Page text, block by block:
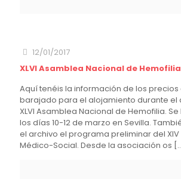
12/01/2017
XLVI Asamblea Nacional de
Aquí tenéis la información de los precios
barajado para el alojamiento durante el
XLVI Asamblea Nacional de Hemofilia.
los días 10-12 de marzo en Sevilla.
el archivo el programa preliminar del XIV
Médico-Social. Desde la asociación os